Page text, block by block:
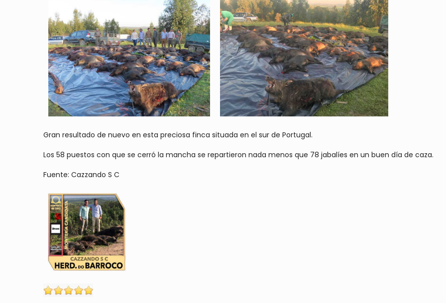
Gran resultado de nuevo en esta preciosa finca situada en el sur de Portugal.
Los 58 puestos con que se cerró la mancha se repartieron nada menos que 78 jabalíes en un buen día de caza.
Fuente: Cazzando S C